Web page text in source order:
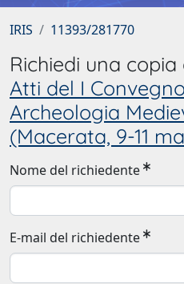
IRIS 11393/281770
Richiedi una
Atti del I
Archeologia
(Macerata, 9-11
Nome del richiedente
E-mail del richiedente